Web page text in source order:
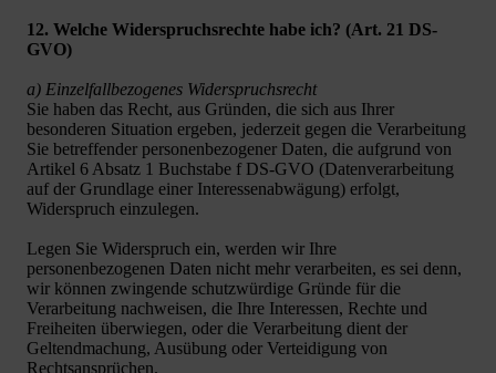
12. Welche Widerspruchsrechte habe ich? (Art. 21 DS-
GVO)
a) Einzelfallbezogenes Widerspruchsrecht
Sie haben das Recht, aus Gründen, die sich aus Ihrer
besonderen Situation ergeben, jederzeit gegen die Verarbeitung
Sie betreffender personenbezogener Daten, die aufgrund von
Artikel 6 Absatz 1 Buchstabe f DS-GVO (Datenverarbeitung
auf der Grundlage einer Interessenabwägung) erfolgt,
Widerspruch einzulegen.
Legen Sie Widerspruch ein, werden wir Ihre
personenbezogenen Daten nicht mehr verarbeiten, es sei denn,
wir können zwingende schutzwürdige Gründe für die
Verarbeitung nachweisen, die Ihre Interessen, Rechte und
Freiheiten überwiegen, oder die Verarbeitung dient der
Geltendmachung, Ausübung oder Verteidigung von
Rechtsansprüchen.